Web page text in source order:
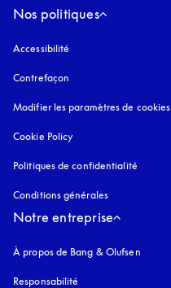
Nos politiques
Accessibilité
Contrefaçon
Modifier les paramètres de cookies
Cookie Policy
Politiques de confidentialité
Conditions générales
Notre entreprise
À propos de Bang & Olufsen
Responsabilité